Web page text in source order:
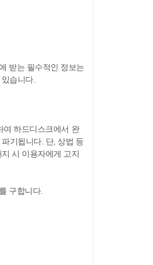
받는 필수적인 정보는
습니다.
여 하드디스크에서 완
기됩니다. 단, 상법 등
시 이용자에게 고지
구합니다.